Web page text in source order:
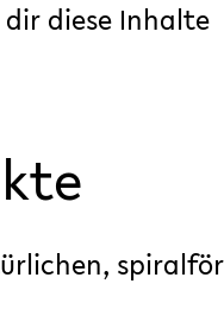
diese Inhalte